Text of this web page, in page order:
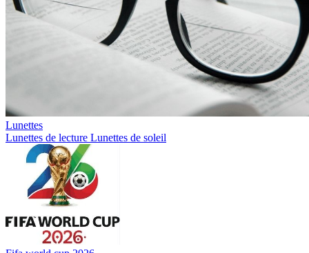
Lunettes
Lunettes de lecture Lunettes de soleil